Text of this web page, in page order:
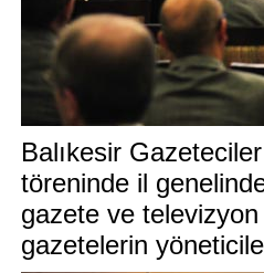
Balıkesir
töreninde il
gazete ve
gazetelerin